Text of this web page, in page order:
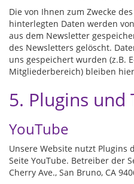
Die von Ihnen zum Zwecke
hinterlegten Daten werden
aus dem Newsletter
des Newsletters gelöscht.
uns gespeichert wurden (z.B.
Mitgliederbereich) bleiben
5. Plugins und
YouTube
Unsere Website nutzt Plugins
Seite YouTube. Betreiber der
Cherry Ave., San Bruno, CA